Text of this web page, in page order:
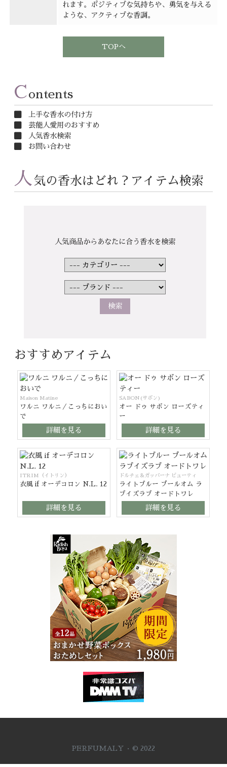
れます。ポジティブな気持ちや、勇気を与える
ような、アクティブな香調。
TOPへ
Contents
上手な香水の付け方
芸能人愛用のおすすめ
人気香水検索
お問い合わせ
人 気の香水はどれ？アイテム検索
人気商品からあなたに合う香水を検索
おすすめアイテム
Maison Matine
ワルニ ワルニ／こっちにおい
で
詳細を見る
SABON(サボン)
オー ドゥ サボン ローズティ
ー
詳細を見る
ITRIM（イトリン）
衣風 if オーデコロン N.L. 12
詳細を見る
ドルチェ＆ガッバーナ ビューティ
ライトブルー プールオム ラ
ブイズラブ オードトワレ
詳細を見る
PERFUMALY · © 2022